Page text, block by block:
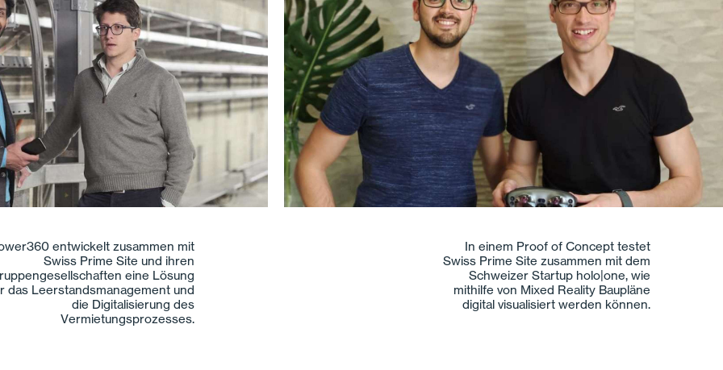
In einem Proof of Concept testet
Prime Site zusammen mit dem
Schweizer Startup holo|one, wie
von Mixed Reality Baupläne
digital visualisiert werden können.
Tower360 entwickelt zusammen mit
Swiss Prime Site und ihren
Gruppengesellschaften eine Lösung
für das Leerstandsmanagement und
die Digitalisierung des